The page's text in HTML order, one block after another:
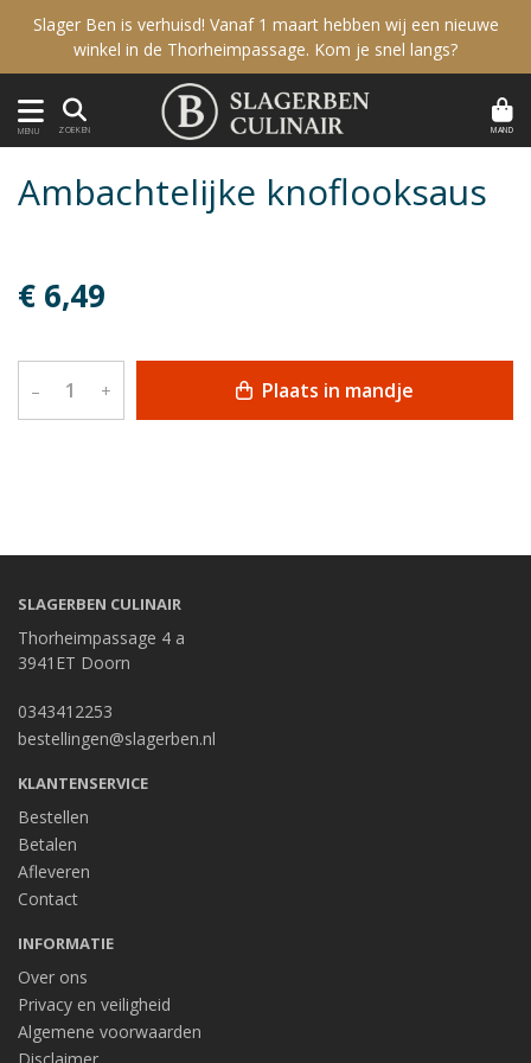
Slager Ben is verhuisd! Vanaf 1 maart hebben wij een nieuwe
winkel in de Thorheimpassage. Kom je snel langs?
MENU ZOEKEN MAND
Ambachtelijke knoflooksaus
€ 6,49
– + Plaats in mandje
SLAGERBEN CULINAIR
Thorheimpassage 4 a
3941ET Doorn
0343412253
bestellingen@slagerben.nl
KLANTENSERVICE
Bestellen
Betalen
Afleveren
Contact
INFORMATIE
Over ons
Privacy en veiligheid
Algemene voorwaarden